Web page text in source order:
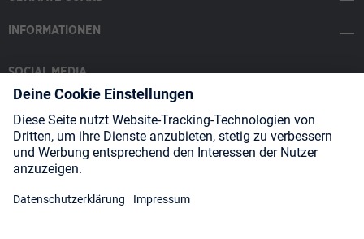
INFORMATIONEN
SOCIAL MEDIA
Payment Methods
Shipping